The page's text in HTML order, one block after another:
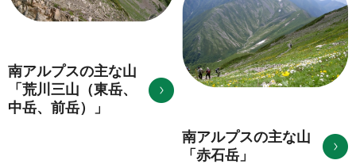
南アルプスの主な山
「荒川三山（東岳、
中岳、前岳）」
南アルプスの主な山
「赤石岳」